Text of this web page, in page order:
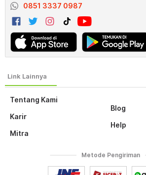
Tentang Kami
Karir
Mitra
Blog
Help
0851 3337 0987
Metode Pengiriman